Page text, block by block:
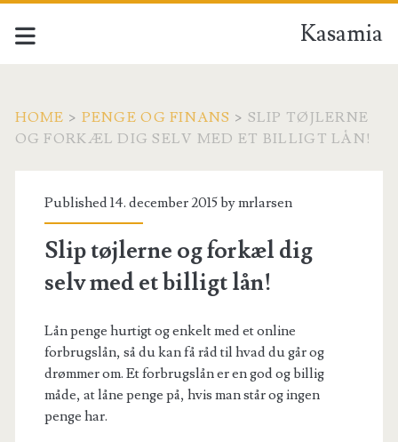
Kasamia
HOME > PENGE OG FINANS > SLIP TØJLERNE
OG FORKÆL DIG SELV MED ET BILLIGT LÅN!
Published 14. december 2015 bymrlarsen
Slip tøjlerne og forkæl dig
selv med et billigt lån!
Lån penge hurtigt og enkelt med et online
forbrugslån, så du kan få råd til hvad du går og
drømmer om. Et forbrugslån er en god og billig
måde, at låne penge på, hvis man står og ingen
penge har.